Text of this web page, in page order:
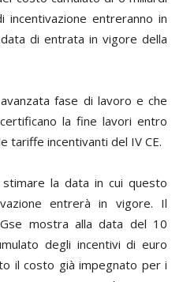
entreranno in
di entrata in vigore della
fase di lavoro e che
la fine lavori entro
tariffe incentivanti del IV CE.
la data in cui questo
entrerà in vigore. Il
mostra alla data del 10
degli incentivi di euro
il costo già impegnato per i